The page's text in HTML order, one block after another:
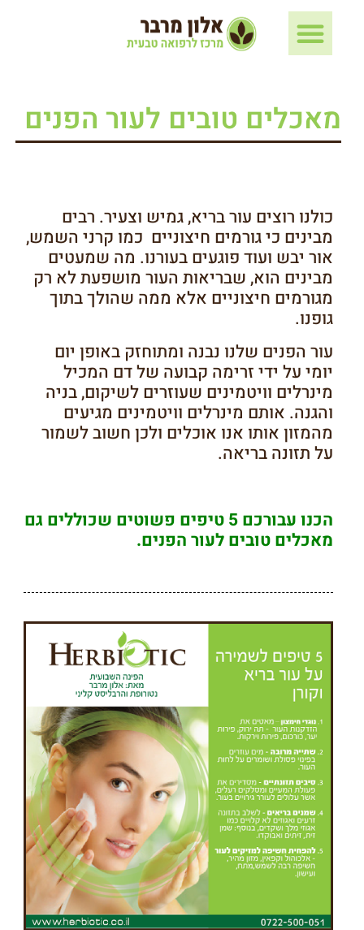
מאכלים טובים לעור הפנים
כולנו רוצים עור בריא, גמיש וצעיר. רבים
מבינים כי גורמים חיצוניים כמו קרני השמש,
אור יבש ועוד פוגעים בעורנו. מה שמעטים
מבינים הוא, שבריאות העור מושפעת לא רק
מגורמים חיצוניים אלא ממה שהולך בתוך
גופנו.
עור הפנים שלנו נבנה ומתוחזק באופן יום
יומי על ידי זרימה קבועה של דם המכיל
מינרלים וויטמינים שעוזרים לשיקום, בניה
והגנה. אותם מינרלים וויטמינים מגיעים
מהמזון אותו אנו אוכלים ולכן חשוב לשמור
על תזונה בריאה.
הכנו עבורכם 5 טיפים פשוטים שכוללים גם
מאכלים טובים לעור הפנים.